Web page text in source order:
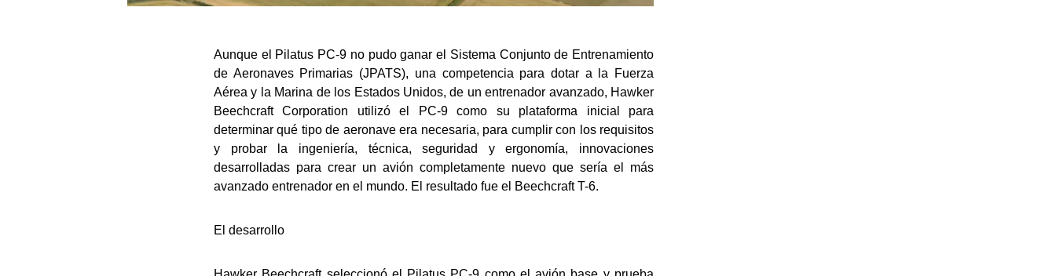
Aunque el Pilatus PC-9 no pudo ganar el Sistema Conjunto de Entrenamiento
de Aeronaves Primarias (JPATS), una competencia para dotar a la Fuerza
Aérea y la Marina de los Estados Unidos, de un entrenador avanzado, Hawker
Beechcraft Corporation utilizó el PC-9 como su plataforma inicial para
determinar qué tipo de aeronave era necesaria, para cumplir con los requisitos
y probar la ingeniería, técnica, seguridad y ergonomía, innovaciones
desarrolladas para crear un avión completamente nuevo que sería el más
avanzado entrenador en el mundo. El resultado fue el Beechcraft T-6.
El desarrollo